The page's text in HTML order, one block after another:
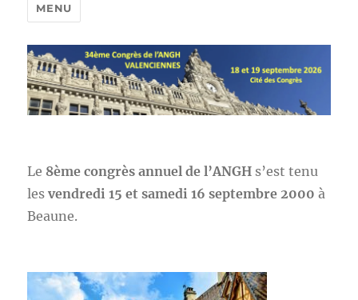
MENU
Le 8ème congrès annuel de l’ANGH s’est tenu
lesvendredi 15 et samedi 16 septembre 2000 à
Beaune.